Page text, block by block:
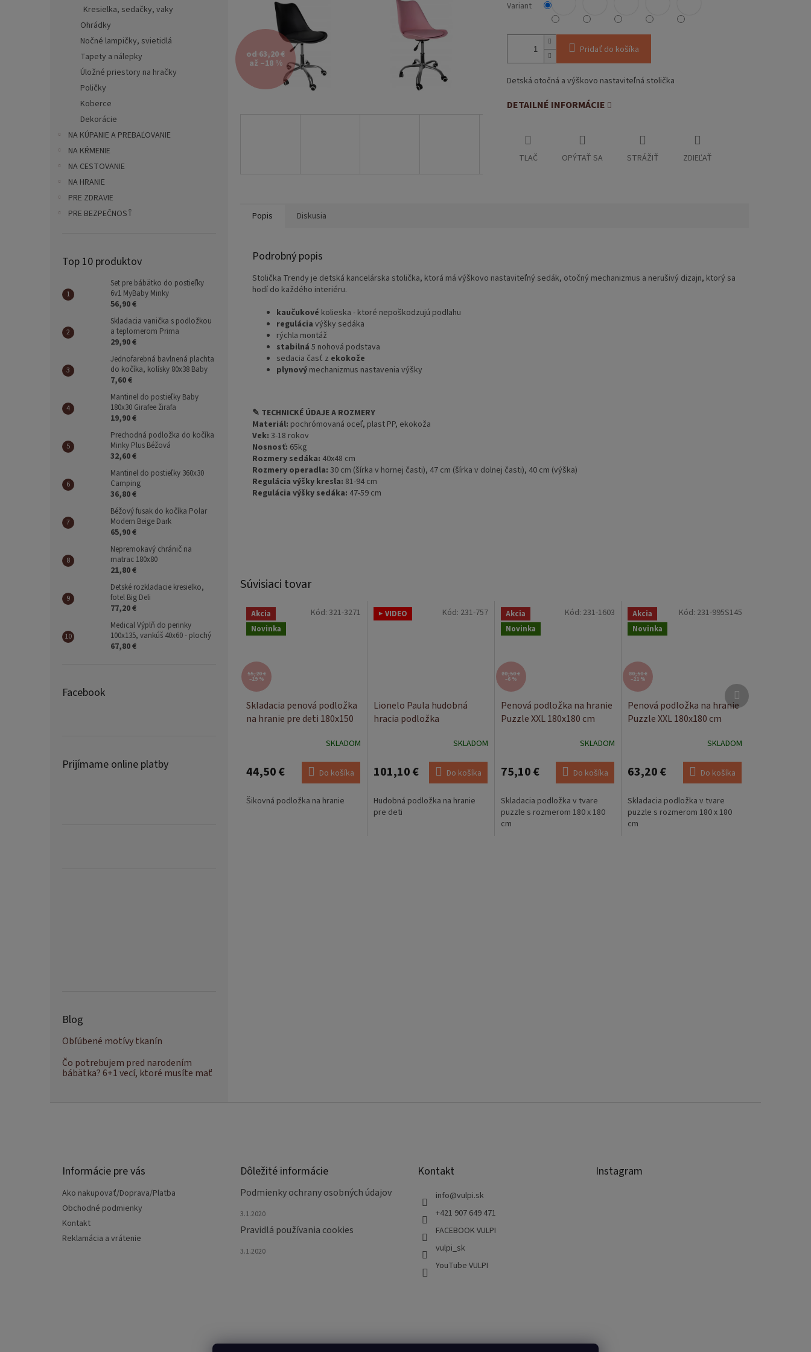
Kresielka, sedačky, vaky
Ohrádky
Nočné lampičky, svietidlá
Tapety a nálepky
Úložné priestory na hračky
Poličky
Koberce
Dekorácie
NA KÚPANIE A PREBAĽOVANIE
NA KŔMENIE
NA CESTOVANIE
NA HRANIE
PRE ZDRAVIE
PRE BEZPEČNOSŤ
Top 10 produktov
Set pre bábätko do postieľky
6v1 MyBaby Minky
56,90 €
Skladacia vanička s podložkou
a teplomerom Prima
29,90 €
Jednofarebná bavlnená plachta
do kočíka, kolísky 80x38 Baby
7,60 €
Mantinel do postieľky Baby
180x30 Girafee žirafa
19,90 €
Prechodná podložka do kočíka
Minky Plus Béžová
32,60 €
Mantinel do postieľky 360x30
Camping
36,80 €
Béžový fusak do kočíka Polar
Modern Beige Dark
65,90 €
Nepremokavý chránič na
matrac 180x80
21,80 €
Detské rozkladacie kresielko,
fotel Big Deli
77,20 €
Medical Výplň do perinky
100x135, vankúš 40x60 - plochý
67,80 €
Facebook
Prijímame online platby
Blog
Obľúbené motívy tkanín
Čo potrebujem pred narodením
bábätka? 6+1 vecí, ktoré musíte mať
od 63,20 €
až –18 %
Variant
Pridať do košíka
Detská otočná a výškovo nastaviteľná stolička
DETAILNÉ INFORMÁCIE
TLAČ OPÝTAŤ SA STRÁŽIŤ ZDIEĽAŤ
Súvisiaci tovar
Akcia
Novinka
55,20 €
–19 %
Skladacia penová podložka
na hranie pre deti 180x150
SKLADOM
44,50 € Do košíka
Šikovná podložka na hranie
Kód: 321-3271 ▶ VIDEO
Lionelo Paula hudobná
hracia podložka
SKLADOM
101,10 € Do košíka
Hudobná podložka na hranie
pre deti
Kód: 231-757
Akcia
Novinka
80,50 €
–6 %
Penová podložka na hranie
Puzzle XXL 180x180 cm
SKLADOM
75,10 € Do košíka
Skladacia podložka v tvare
puzzle s rozmerom 180 x 180
cm
Kód: 231-1603
Akcia
Novinka
80,50 €
–21 %
Penová podložka na hranie
Puzzle XXL 180x180 cm
SKLADOM
63,20 € Do košíka
Skladacia podložka v tvare
puzzle s rozmerom 180 x 180
cm
Kód: 231-995S145
Ďalší
produkt
Popis Diskusia
Podrobný popis
Stolička Trendy je detská kancelárska stolička, ktorá má výškovo nastaviteľný sedák, otočný mechanizmus a nerušivý dizajn, ktorý sa
hodí do každého interiéru.
kaučukové kolieska - ktoré nepoškodzujú podlahu
regulácia výšky sedáka
rýchla montáž
stabilná 5 nohová podstava
sedacia časť z ekokože
plynový mechanizmus nastavenia výšky
✎ TECHNICKÉ ÚDAJE A ROZMERY
Materiál: pochrómovaná oceľ, plast PP, ekokoža
Vek: 3-18 rokov
Nosnosť: 65kg
Rozmery sedáka: 40x48 cm
Rozmery operadla: 30 cm (šírka v hornej časti), 47 cm (šírka v dolnej časti), 40 cm (výška)
Regulácia výšky kresla: 81-94 cm
Regulácia výšky sedáka: 47-59 cm
Informácie pre vás
Ako nakupovať/Doprava/Platba
Obchodné podmienky
Kontakt
Reklamácia a vrátenie
Dôležité informácie
Podmienky ochrany osobných údajov
3.1.2020
Pravidlá používania cookies
3.1.2020
Kontakt
info@vulpi.sk
+421 907 649 471
FACEBOOK VULPI
vulpi_sk
YouTube VULPI
Instagram